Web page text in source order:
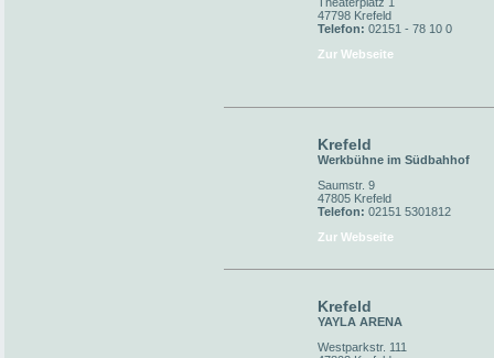
47798 Krefeld
Telefon: 02151 - 78 10 0
Zur Webseite
Krefeld
Werkbühne im Südbahhof
Saumstr. 9
47805 Krefeld
Telefon: 02151 5301812
Zur Webseite
Krefeld
YAYLA ARENA
Westparkstr. 111